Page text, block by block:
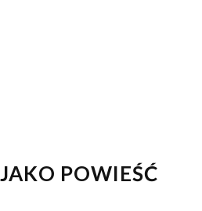
POWIEŚĆ